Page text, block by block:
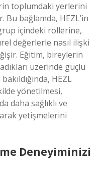
toplumdaki yerlerini
bağlamda, HEZL’in
içindeki rollerine,
değerlerle nasıl ilişki
Eğitim, bireylerin
üzerinde güçlü
HEZL
yönetilmesi,
daha sağlıklı ve
yetişmelerini
Deneyiminizi